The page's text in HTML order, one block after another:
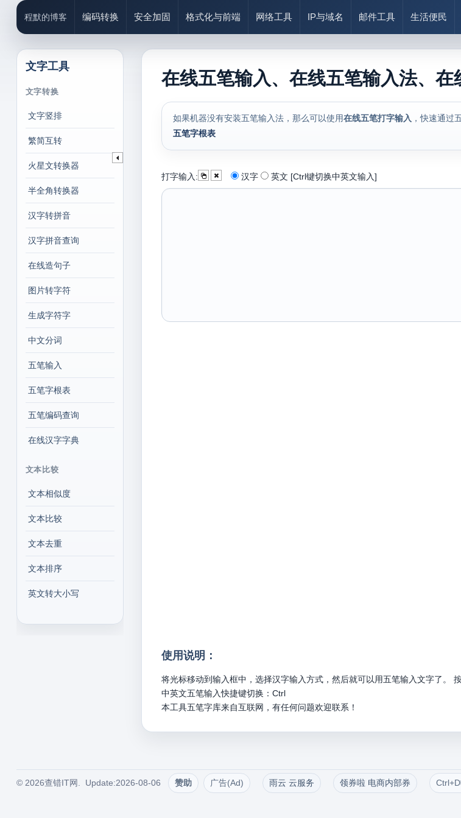
程默的博客 编码转换 安全加固 格式化与前端 网络工具 IP与域名 邮件工具 生活便民
文字工具
文字转换
文字竖排
繁简互转
火星文转换器
半全角转换器
汉字转拼音
汉字拼音查询
在线造句子
图片转字符
生成字符字
中文分词
五笔输入
五笔字根表
五笔编码查询
在线汉字字典
文本比较
文本相似度
文本比较
文本去重
文本排序
英文转大小写
在线五笔输入、在线五笔输入法、
如果机器没有安装五笔输入法，那么可以使用在线五笔打字输入 ，快速通过
五笔字根表
打字输入: 汉字 英文 [Ctrl键切换中英文输入]
使用说明：
将光标移动到输入框中，选择汉字输入方式，然后就可以用五笔输入文字了。
中英文五笔输入快捷键切换：Ctrl
本工具五笔字库来自互联网，有任何问题欢迎联系！
© 2026查错IT网. Update:2026-08-06 赞助 广告(Ad) 雨云 云服务 领券啦 电商内部券